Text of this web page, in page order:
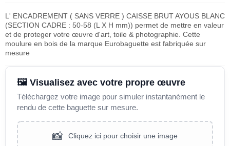
L' ENCADREMENT ( SANS VERRE ) CAISSE BRUT AYOUS BLANC
(SECTION CADRE : 50-58 (L X H mm)) permet de mettre en valeur
et de proteger votre œuvre d'art, toile & photographie. Cette
moulure en bois de la marque Eurobaguette est fabriquée sur
mesure
🖼️ Visualisez avec votre propre œuvre
Téléchargez votre image pour simuler instantanément le
rendu de cette baguette sur mesure.
📸 Cliquez ici pour choisir une image